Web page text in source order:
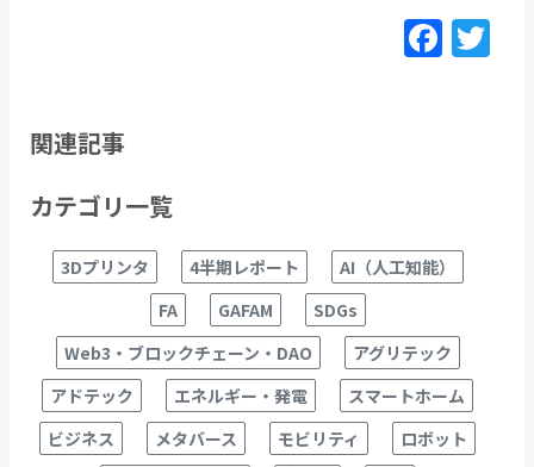
F
a
o
k
関連記事
カテゴリ一覧
3Dプリンタ 4半期レポート
AI（人工知能）
FA
GAFAM
SDGs
Web3・ブロックチェーン・DAO
アグリテック
アドテック
エネルギー・発電
スマートホーム
ビジネス
メタバース モビリティ
ロボット